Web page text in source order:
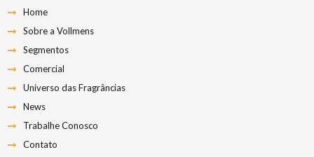
Home
Sobre a Vollmens
Segmentos
Comercial
Universo das Fragrâncias
News
Trabalhe Conosco
Contato